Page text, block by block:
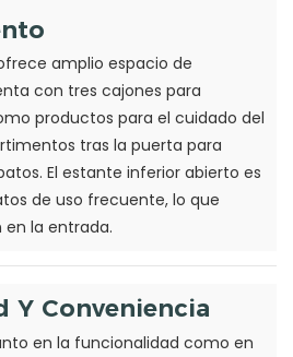
amplio espacio de
con tres cajones para
productos para el cuidado del
tras la puerta para
El estante inferior abierto es
de uso frecuente, lo que
la entrada.
Y Conveniencia
en la funcionalidad como en